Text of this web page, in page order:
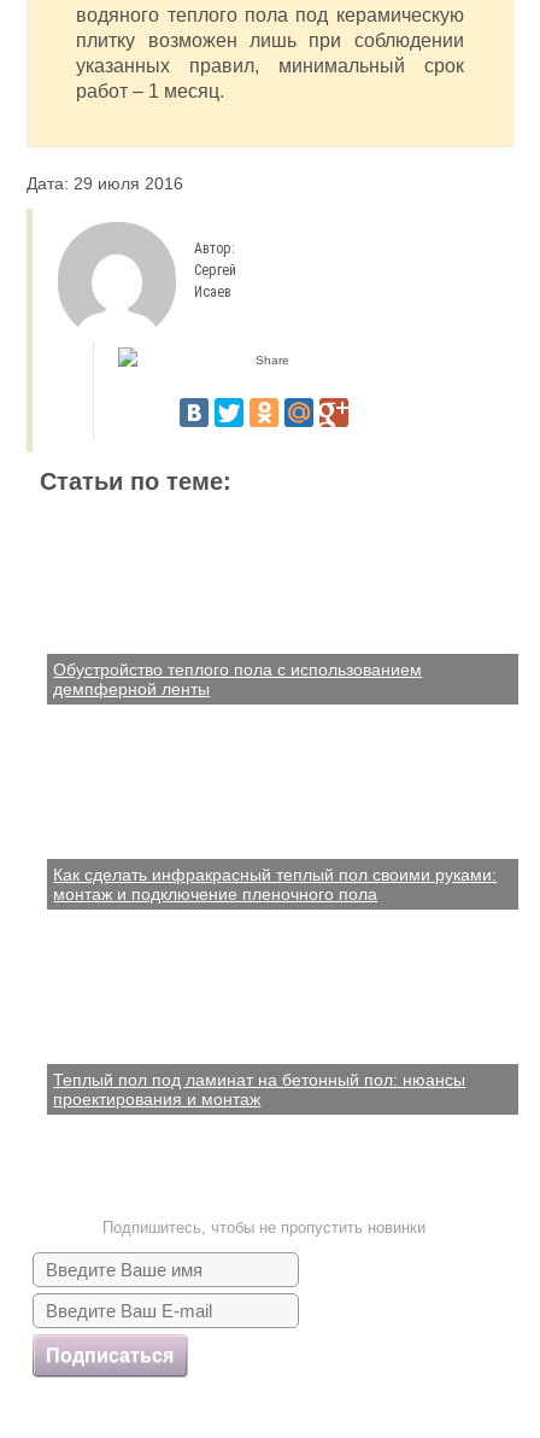
водяного теплого пола под керамическую
плитку возможен лишь при соблюдении
указанных правил, минимальный срок
работ – 1 месяц.
Дата: 29 июля 2016
Автор:
Сергей
Исаев
Статьи по теме:
Обустройство теплого пола с использованием
демпферной ленты
Как сделать инфракрасный теплый пол своими руками:
монтаж и подключение пленочного пола
Теплый пол под ламинат на бетонный пол: нюансы
проектирования и монтаж
Подпишитесь, чтобы не пропустить новинки
Подписаться